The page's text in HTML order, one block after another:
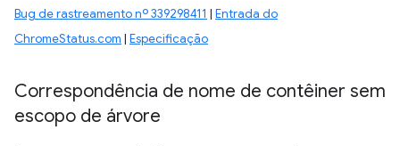
Bug de rastreamento nº 339298411 | Entrada do
ChromeStatus.com | Especificação
Correspondência de nome de contêiner sem
escopo de árvore